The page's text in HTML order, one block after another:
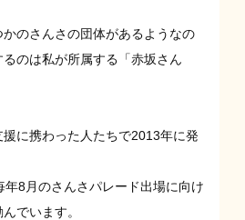
のさんさの団体があるようなの
のは私が所属する「赤坂さん
に携わった人たちで2013年に発
年8月のさんさパレード出場に向け
でいます。